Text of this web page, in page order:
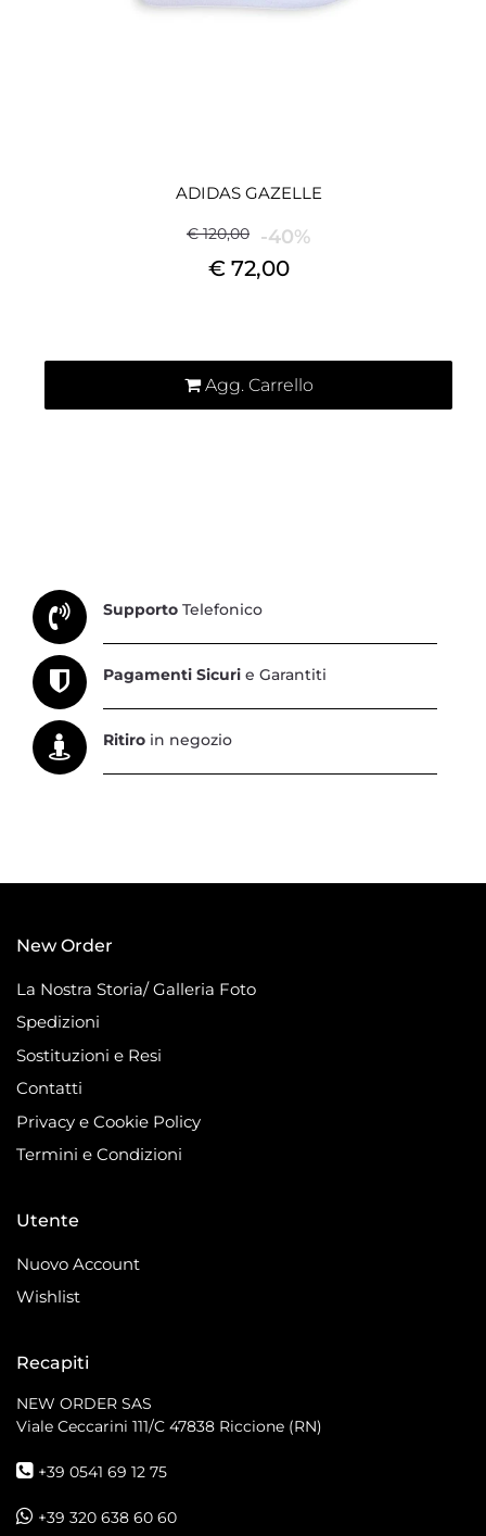
ADIDAS GAZELLE
€ 120,00 -40%
€ 72,00
Agg. Carrello
Supporto Telefonico
Pagamenti Sicuri e Garantiti
Ritiro in negozio
New Order
La Nostra Storia/ Galleria Foto
Spedizioni
Sostituzioni e Resi
Contatti
Privacy e Cookie Policy
Termini e Condizioni
Utente
Nuovo Account
Wishlist
Recapiti
NEW ORDER SAS
Viale Ceccarini 111/C 47838 Riccione (RN)
+39 0541 69 12 75
+39 320 638 60 60